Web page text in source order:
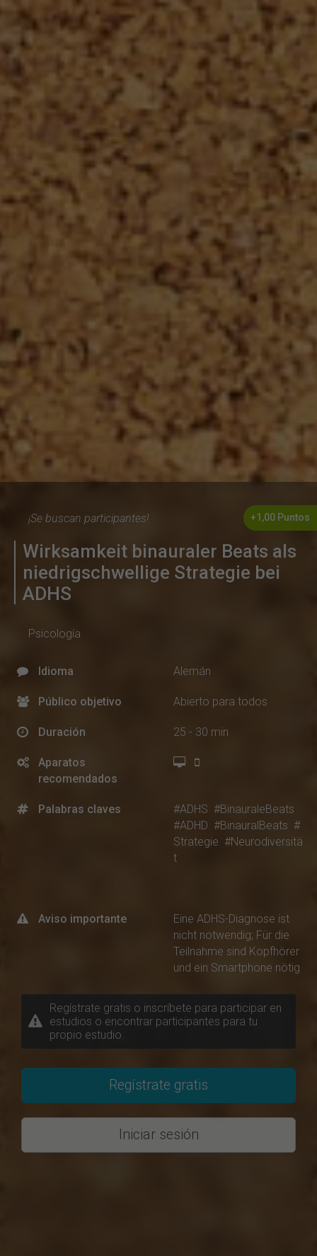
¡Se buscan participantes!
Wirksamkeit binauraler Beats als
niedrigschwellige Strategie bei
ADHS
+1,00 Puntos
Psicología
Idioma Alemán
Público objetivo Abierto para todos
Duración 25 - 30 min
Aparatos
recomendados
Palabras claves #ADHS #BinauraleBeats
#ADHD #BinauralBeats #
Strategie #Neurodiversitä
t
Aviso importante
Eine ADHS-Diagnose ist
nicht notwendig; Für die
Teilnahme sind Kopfhörer
und ein Smartphone nötig
Regístrate gratis o inscríbete para participar en
estudios o encontrar participantes para tu
propio estudio.
Regístrate gratis
Iniciar sesión